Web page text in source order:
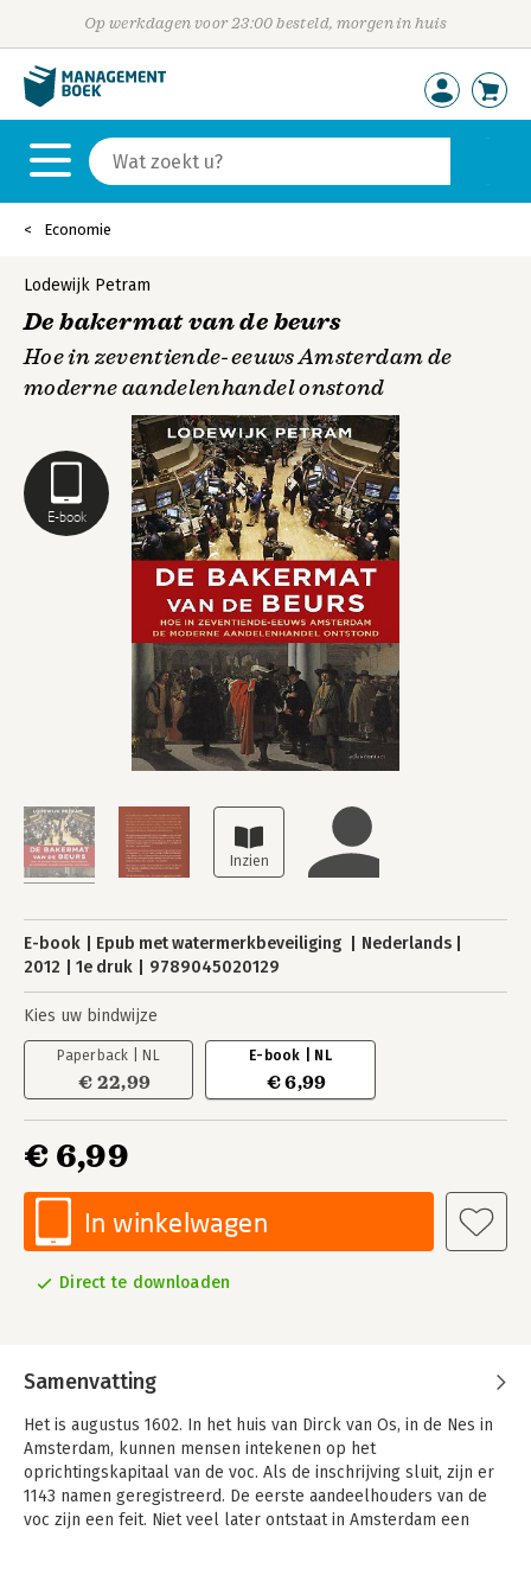
Op werkdagen voor 23:00 besteld, morgen in huis
Economie
E-book
Lodewijk Petram
De bakermat van de beurs
Hoe in zeventiende-eeuws Amsterdam de
moderne aandelenhandel onstond
E-book Epub met watermerkbeveiliging
Nederlands
2012
1e druk 9789045020129
Kies uw bindwijze
Paperback | NL
€ 22,99
E-book | NL
€ 6,99
€ 6,99
In winkelwagen
Direct te downloaden
Samenvatting
Het is augustus 1602. In het huis van Dirck van Os, in de Nes in
Amsterdam, kunnen mensen intekenen op het
oprichtingskapitaal van de voc. Als de inschrijving sluit, zijn er
1143 namen geregistreerd. De eerste aandeelhouders van de
voc zijn een feit. Niet veel later ontstaat in Amsterdam een